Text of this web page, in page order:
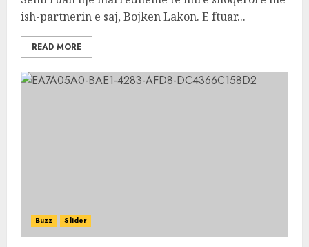
ish-partnerin e saj, Bojken Lakon. E ftuar...
READ MORE
Buzz Slider